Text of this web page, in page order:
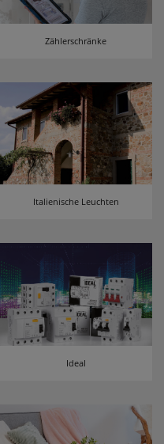
Zählerschränke
Italienische Leuchten
Ideal